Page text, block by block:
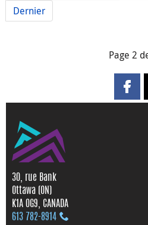
Dernier
Page 2
30, rue Bank
Ottawa (ON)
K1A 0G9, CANADA
613 782‑8914